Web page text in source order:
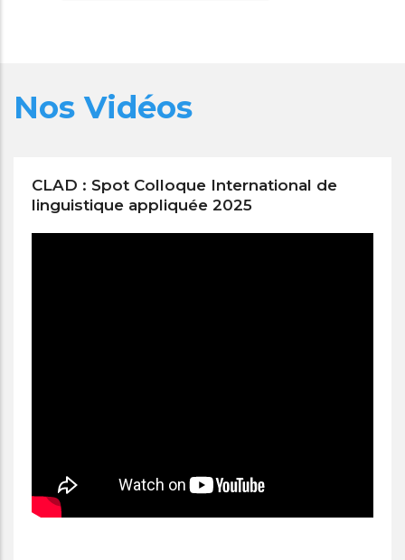
Nos Vidéos
CLAD : Spot Colloque International de
linguistique appliquée 2025